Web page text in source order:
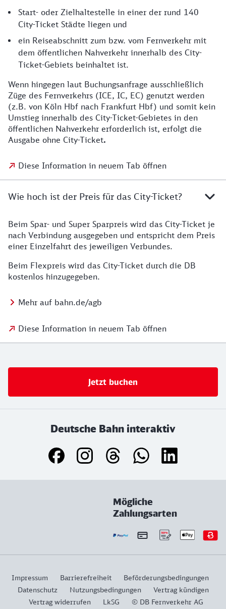
Start- oder Zielhaltestelle in einer der rund 140
City-Ticket Städte liegen und
ein Reiseabschnitt zum bzw. vom Fernverkehr mit
dem öffentlichen Nahverkehr innerhalb des City-
Ticket-Gebiets beinhaltet ist.
Wenn hingegen laut Buchungsanfrage ausschließlich
Züge des Fernverkehrs (ICE, IC, EC) genutzt werden
(z.B. von Köln Hbf nach Frankfurt Hbf) und somit kein
Umstieg innerhalb des City-Ticket-Gebietes in den
öffentlichen Nahverkehr erforderlich ist, erfolgt die
Ausgabe ohne City-Ticket.
Diese Information in neuem Tab öffnen
Wie hoch ist der Preis für das City-Ticket?
Beim Spar- und Super Sparpreis wird das City-Ticket je
nach Verbindung ausgegeben und entspricht dem Preis
einer Einzelfahrt des jeweiligen Verbundes.
Beim Flexpreis wird das City-Ticket durch die DB
kostenlos hinzugegeben.
Mehr auf bahn.de/agb
Diese Information in neuem Tab öffnen
Jetzt buchen
Deutsche Bahn interaktiv
Mögliche
Zahlungsarten
Impressum Barrierefreiheit
Beförderungsbedingungen
Datenschutz
Nutzungsbedingungen
Vertrag kündigen
Vertrag widerrufen
LkSG © DB Fernverkehr AG